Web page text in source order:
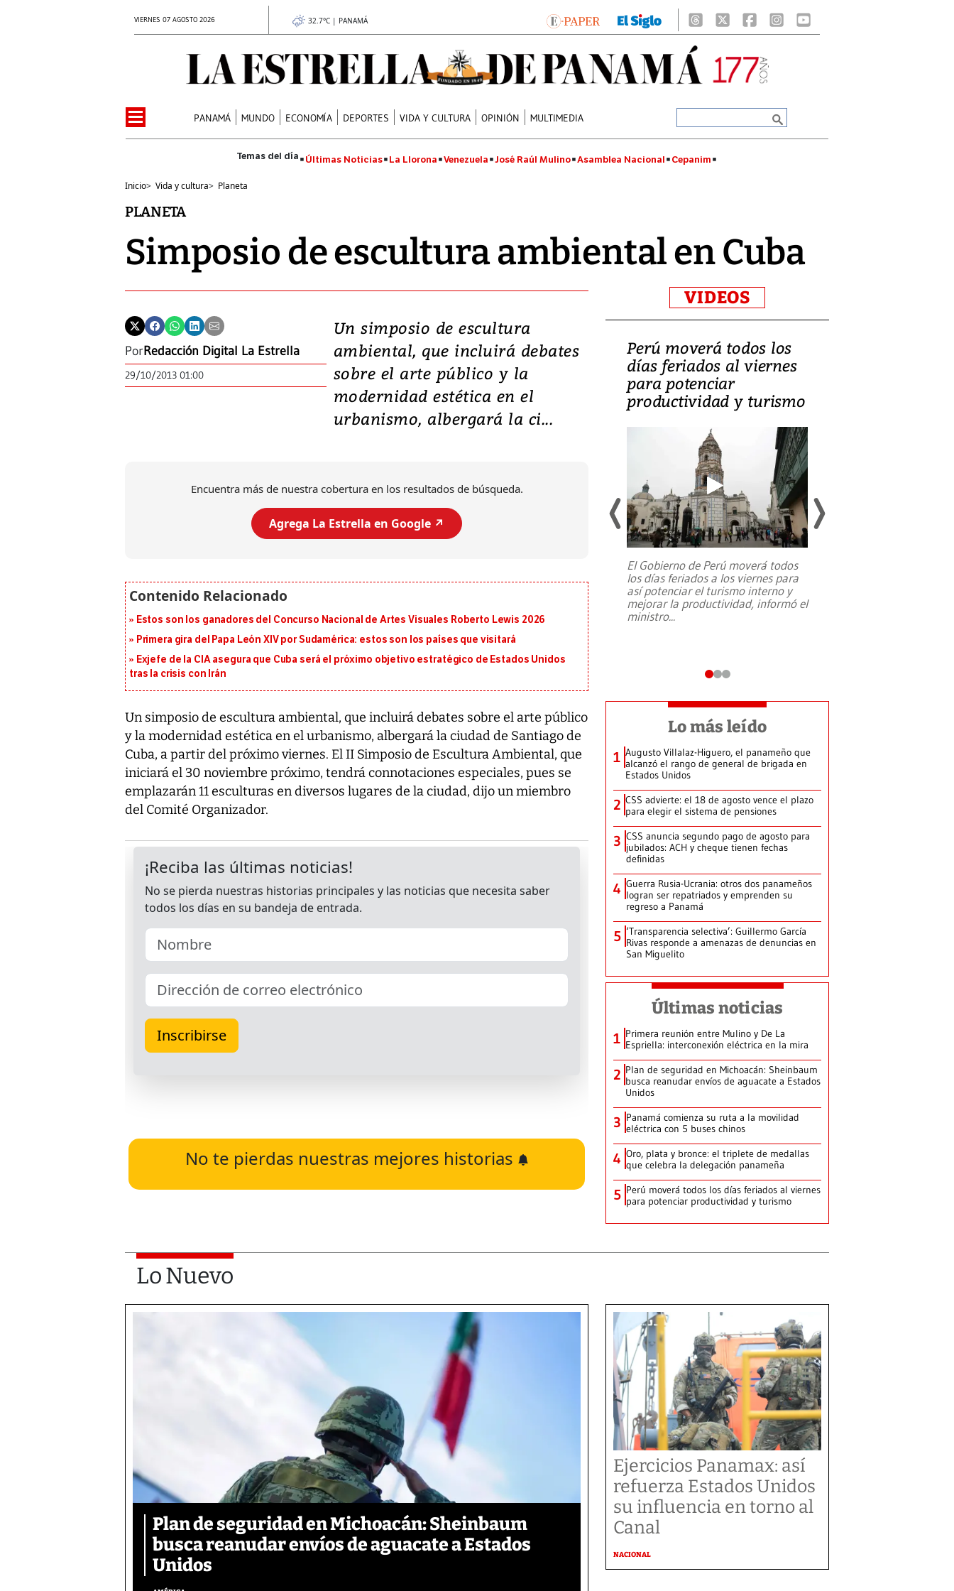
VIERNES 07 AGOSTO 2026 32.7°C | PANAMÁ
PANAMÁ MUNDO ECONOMÍA DEPORTES VIDA Y CULTURA OPINIÓN MULTIMEDIA
Últimas Noticias La Llorona Venezuela José Raúl Mulino Asamblea Nacional Cepanim
Inicio> Vida y cultura> Planeta
PLANETA
Simposio de escultura ambiental en Cuba
PorRedacción Digital La Estrella
29/10/2013 01:00
Un simposio de escultura
ambiental, que incluirá debates
sobre el arte público y la
modernidad estética en el
urbanismo, albergará la ci...
Encuentra más de nuestra cobertura en los resultados de búsqueda.
Agrega La Estrella en Google ↗️
Estos son los ganadores del Concurso Nacional de Artes Visuales Roberto Lewis 2026
Primera gira del Papa León XIV por Sudamérica: estos son los países que visitará
Exjefe de la CIA asegura que Cuba será el próximo objetivo estratégico de Estados Unidos
tras la crisis con Irán
Un simposio de escultura ambiental, que incluirá debates sobre el arte público
y la modernidad estética en el urbanismo, albergará la ciudad de Santiago de
Cuba, a partir del próximo viernes. El II Simposio de Escultura Ambiental, que
iniciará el 30 noviembre próximo, tendrá connotaciones especiales, pues se
emplazarán 11 esculturas en diversos lugares de la ciudad, dijo un miembro
del Comité Organizador.
No te pierdas nuestras mejores historias
VIDEOS
Video: Lula lanza su
candidatura con
promesas de inversión
en defensa, educación y
tierras raras
Entre recuerdos y escuetas
da Silva, oficializó este domingo su
candidatura...
Perú moverá todos los
días feriados al viernes
para potenciar
productividad y turismo
El Gobierno de Perú moverá todos
los días feriados a los viernes para
así potenciar el turismo interno y
mejorar la productividad, informó el
ministro...
Lo más leído
1 Augusto Villalaz-Higuero, el panameño que
alcanzó el rango de general de brigada en
Estados Unidos
2 CSS advierte: el 18 de agosto vence el plazo
para elegir el sistema de pensiones
3 CSS anuncia segundo pago de agosto para
jubilados: ACH y cheque tienen fechas
definidas
4 Guerra Rusia-Ucrania: otros dos panameños
logran ser repatriados y emprenden su
regreso a Panamá
5 ‘Transparencia selectiva’: Guillermo García
Rivas responde a amenazas de denuncias en
San Miguelito
Últimas noticias
1 Primera reunión entre Mulino y De La
Espriella: interconexión eléctrica en la mira
2 Plan de seguridad en Michoacán: Sheinbaum
busca reanudar envíos de aguacate a Estados
Unidos
3 Panamá comienza su ruta a la movilidad
eléctrica con 5 buses chinos
4 Oro, plata y bronce: el triplete de medallas
que celebra la delegación panameña
5 Perú moverá todos los días feriados al viernes
para potenciar productividad y turismo
Lo Nuevo
Plan de seguridad en Michoacán: Sheinbaum
busca reanudar envíos de aguacate a Estados
Unidos
Ejercicios Panamax: así
refuerza Estados Unidos
su influencia en torno al
Canal
NACIONAL